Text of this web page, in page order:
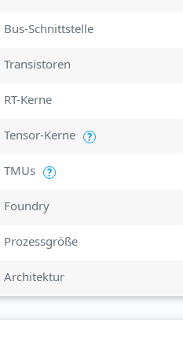
Bus-Schnittstelle
Transistoren
RT-Kerne
Tensor-Kerne ?
TMUs ?
Foundry
Prozessgröße
Architektur